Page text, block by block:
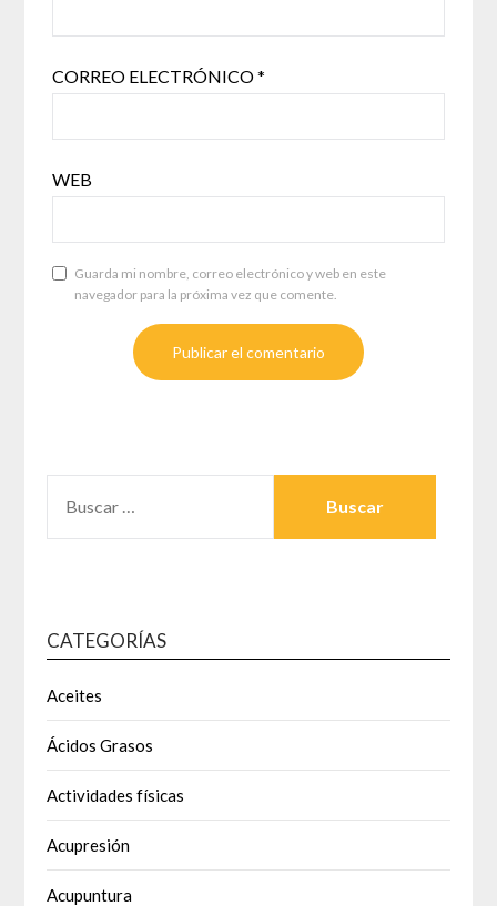
CORREO ELECTRÓNICO*
WEB
Guarda mi nombre, correo electrónico y web en este
navegador para la próxima vez que comente.
CATEGORÍAS
Aceites
Ácidos Grasos
Actividades físicas
Acupresión
Acupuntura